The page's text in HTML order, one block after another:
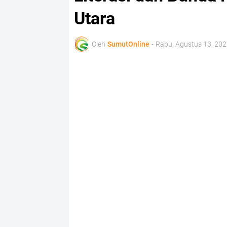
Utara
Oleh SumutOnline - Rabu, Agustus 13,